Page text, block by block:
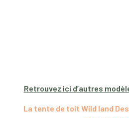
Retrouvez ici d’autres
La tente de toit Wild land